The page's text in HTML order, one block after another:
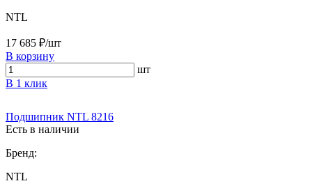
NTL
17 685 ₽/шт
В корзину
шт
В 1 клик
Подшипник NTL 8216
Есть в наличии
Бренд:
NTL